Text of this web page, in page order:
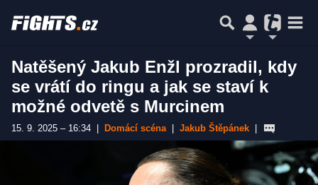
Natěšený Jakub Enžl prozradil, kdy
se vrátí do ringu a jak se staví k
možné odvetě s Murcinem
15. 9. 2025 – 16:34 Domácí scéna Jakub Štěpánek